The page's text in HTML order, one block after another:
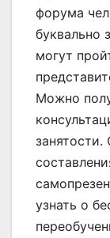
форума
буквально
могут
Можно
занятости.
узнать о